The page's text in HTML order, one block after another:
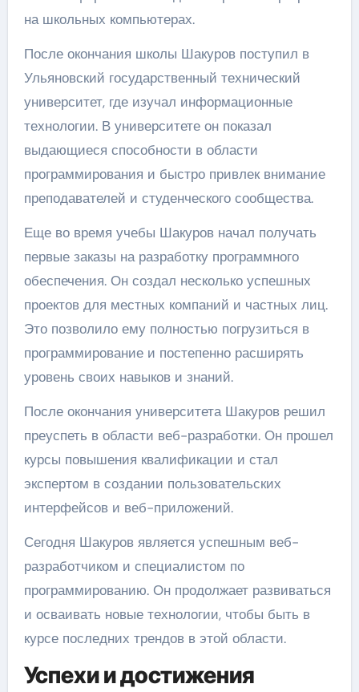
на школьных компьютерах.
После окончания школы Шакуров поступил в
Ульяновский государственный технический
университет, где изучал информационные
технологии. В университете он показал
выдающиеся способности в области
программирования и быстро привлек внимание
преподавателей и студенческого сообщества.
Еще во время учебы Шакуров начал получать
первые заказы на разработку программного
обеспечения. Он создал несколько успешных
проектов для местных компаний и частных лиц.
Это позволило ему полностью погрузиться в
программирование и постепенно расширять
уровень своих навыков и знаний.
После окончания университета Шакуров решил
преуспеть в области веб-разработки. Он прошел
курсы повышения квалификации и стал
экспертом в создании пользовательских
интерфейсов и веб-приложений.
Сегодня Шакуров является успешным веб-
разработчиком и специалистом по
программированию. Он продолжает развиваться
и осваивать новые технологии, чтобы быть в
курсе последних трендов в этой области.
Успехи и достижения